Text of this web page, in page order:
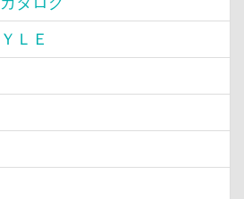
ＬＥ